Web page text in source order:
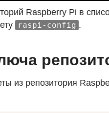
Raspberry Pi в
raspi-config .
из репозитория